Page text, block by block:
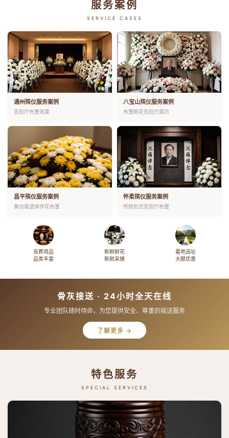
服务案例
SERVICE CASES
通州殡仪服务案例
告别厅布置效果
八宝山殡仪服务案例
布置鲜花告别厅展示
昌平殡仪服务案例
黄白菊遗体伴花布置
怀柔殡仪服务案例
传统形式告别厅布置
丧葬用品
品类丰富
新鲜鲜花
新鲜采摘
墓地选址
大额优惠
骨灰接送 · 24小时全天在线
专业团队随时待命，为您提供安全、尊重的接送服务
了解更多 →
特色服务
SPECIAL SERVICES